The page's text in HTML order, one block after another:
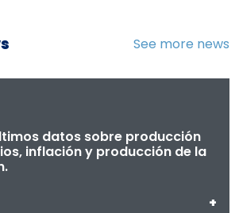
See more news
datos sobre producción
inflación y producción de la
+